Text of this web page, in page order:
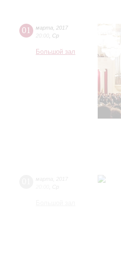
01 марта
2017
20:00 Ср
Большой зал